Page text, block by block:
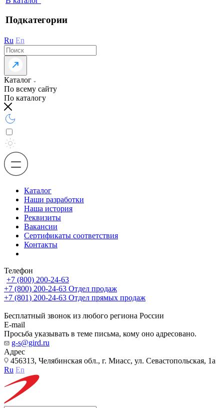
Подкатегории
Ru En
Каталог
По всему сайту
По каталогу
Каталог
Наши разработки
Наша история
Реквизиты
Вакансии
Сертификаты соответствия
Контакты
Телефон
+7 (800) 200-24-63
+7 (800) 200-24-63 Отдел продаж
+7 (801) 200-24-63 Отдел прямых продаж
Бесплатный звонок из любого региона России
E-mail
Просьба указывать в теме письма, кому оно адресовано.
g-s@gird.ru
Адрес
456313, Челябинская обл., г. Миасс, ул. Севастопольская, 1а
Ru En